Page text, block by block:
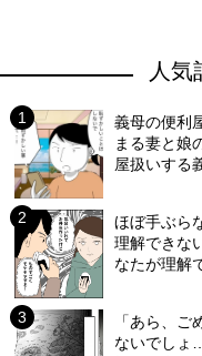
人気
義母の便利
まる妻と娘
屋扱いする
ほぼ手ぶら
理解できな
なたが理解
「あら、
ないでしょ